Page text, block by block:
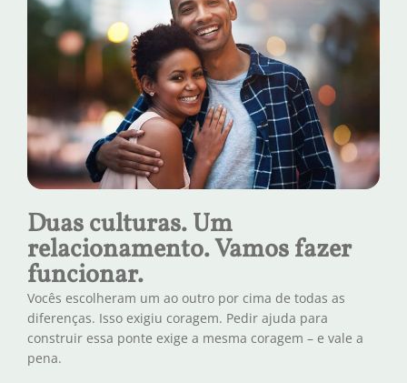
Duas culturas. Um
relacionamento. Vamos fazer
funcionar.
Vocês escolheram um ao outro por cima de todas as
diferenças. Isso exigiu coragem. Pedir ajuda para
construir essa ponte exige a mesma coragem – e vale a
pena.